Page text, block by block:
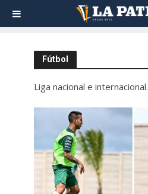
Fútbol
Liga nacional e internacional.